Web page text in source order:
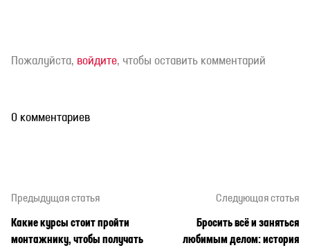
Пожалуйста, войдите, чтобы оставить комментарий
0 комментариев
Предыдущая статья
Какие курсы стоит пройти
монтажнику, чтобы получать
Следующая статья
Бросить всё и заняться
любимым делом: история